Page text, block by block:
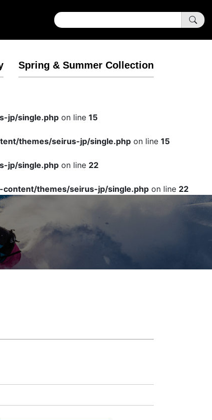
Spring & Summer Collection
jp/single.php on line 15
themes/seirus-jp/single.php on line 15
jp/single.php on line 22
themes/seirus-jp/single.php on line 22